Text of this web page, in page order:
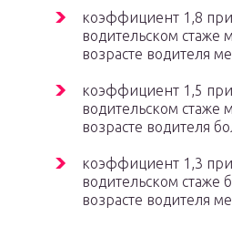
коэффициент 1,8
водительском стаже
возрасте водителя
коэффициент 1,5
водительском стаже
возрасте водителя
коэффициент 1,3
водительском стаже
возрасте водителя